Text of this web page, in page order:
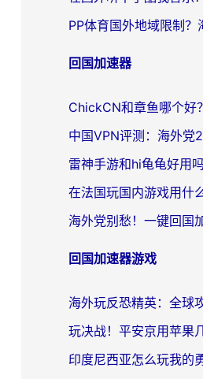
回国加速器
回国加速器游戏